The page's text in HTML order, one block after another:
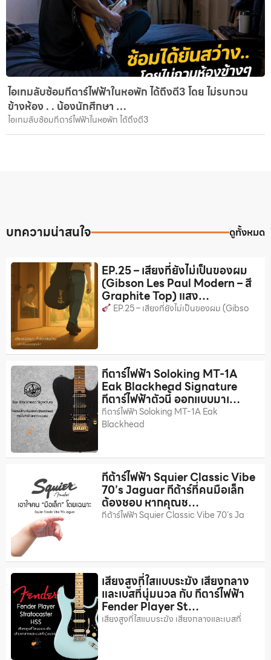
ไอเทมลับซ้อมกีตาร์ไฟฟ้าในหอพัก ได้ถึงตี3 โดย ไม่รบกวน
ข้างห้อง . . น้องนักศึกษา …
ไอเทมลับซ้อมกีตาร์ไฟฟ้าในหอพัก ได้ถึงตี3
บทความน่าสนใจ ดูทั้งหมด
EP.25 – เสียงที่ยังไม่เป็นของผม
(Gibson Les Paul Modern – สี
Graphite Top) แสง…
EP.25 – เสียงที่ยังไม่เป็นของผม (Gibso
กีตาร์ไฟฟ้า Soloking MT-1A
Eak Blackhead Signature
กีตาร์ไฟฟ้าตัวนี้ ออกแบบมาเ…
กีตาร์ไฟฟ้า Soloking MT-1A Eak
Blackhead
กีต้าร์ไฟฟ้า Squier Classic Vibe
70’s Jaguar กีต้าร์ที่คนมือเล็ก
ต้องชอบ หากคุณช…
กีต้าร์ไฟฟ้า Squier Classic Vibe 70’s Ja
เสียงสูงที่ใสแบบระฆัง เสียงกลาง
และเบสที่นุ่มนวล กับ กีตาร์ไฟฟ้า
Fender Player St…
เสียงสูงที่ใสแบบระฆัง เสียงกลางและเบสที่